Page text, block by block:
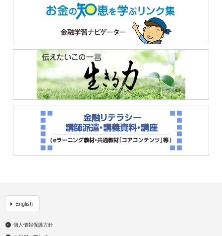
English
個人情報保護方針